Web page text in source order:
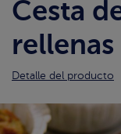
Cesta
rellenas
Detalle del producto